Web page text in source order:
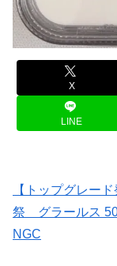
X
LINE
【トップグレー
祭 グラールス
NGC